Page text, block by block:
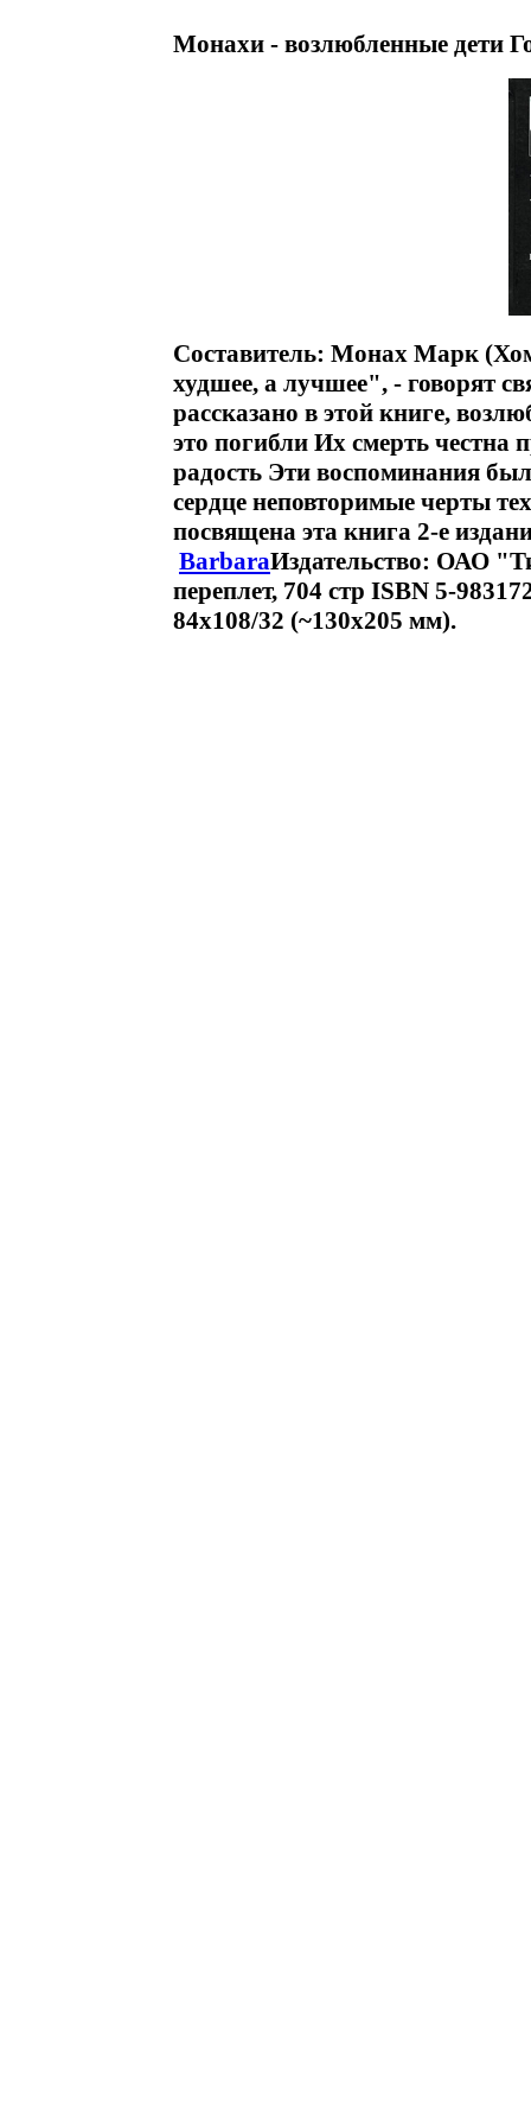
Монахи - возлюбленные дети
Составитель: Монах Марк
худшее, а лучшее", - говорят
рассказано в этой книге,
это погибли Их смерть честна
радость Эти воспоминания
сердце неповторимые черты
посвящена эта книга 2-е
BarbaraИздательство: ОАО
переплет, 704 стр ISBN 5-
84x108/32 (~130х205 мм).